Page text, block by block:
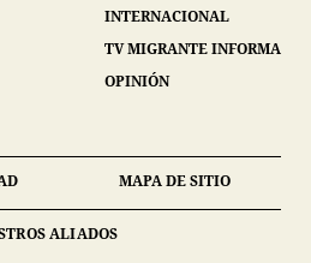
INTERNACIONAL
TV MIGRANTE INFORMA
OPINIÓN
MAPA DE SITIO
ALIADOS